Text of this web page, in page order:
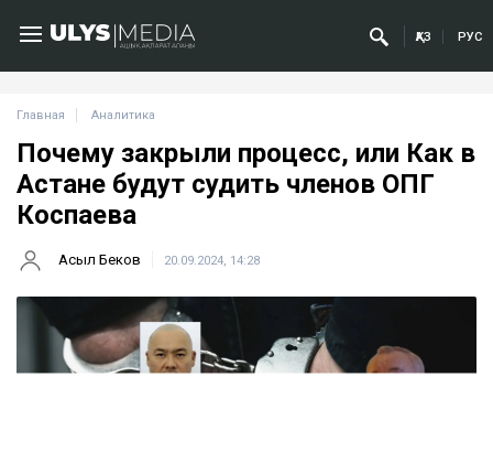
ҚАЗ РУС
Главная Аналитика
Почему закрыли процесс, или Как в
Астане будут судить членов ОПГ
Коспаева
Асыл Беков 20.09.2024, 14:28